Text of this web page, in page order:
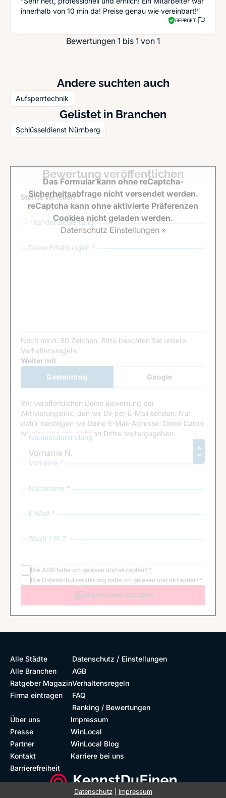
innerhalb von 10 min da! Preise genau wie vereinbart!”
GEPRÜFT
Bewertungen 1 bis 1 von 1
Andere suchten auch
Aufsperrtechnik
Gelistet in Branchen
Schlüsseldienst Nürnberg
Bewertung veröffentlichen
Sterne verteilen *
Titel der Bewertung
Deine Erfahrungen *
Noch mind. 50 Zeichen. Bitte beachten Sie unsere
Verhaltensregeln.
Google Recaptcha
Weiter mit
Gasteintrag
Google
Anmeldung
Wir veröffentlichen Deine Bewertung per
Aktivierungslink, den wir Dir per E-Mail senden. Nur
dafür benötigen wir Deine E-Mail-Adresse. Deine Daten
werden von uns nicht an Dritte weitergegeben.
Namensdarstellung
Vorname *
Nachname *
E-Mail *
Stadt / PLZ
Die AGB habe ich gelesen und akzeptiert *
Die Datenschutzerklärung habe ich gelesen und akzeptiert *
BEWERTUNG ABGEBEN
Das Formular kann ohne reCaptcha-
Sicherheitsabfrage nicht versendet werden.
reCaptcha kann ohne aktivierte Präferenzen
Cookies nicht geladen werden.
Datenschutz Einstellungen »
Alle Städte
Alle Branchen
Ratgeber Magazin
Firma eintragen
Datenschutz / Einstellungen
AGB
Verhaltensregeln
FAQ
Ranking / Bewertungen
Über uns
Presse
Partner
Kontakt
Barrierefreiheit
Impressum
WinLocal
WinLocal Blog
Karriere bei uns
Datenschutz| Impressum